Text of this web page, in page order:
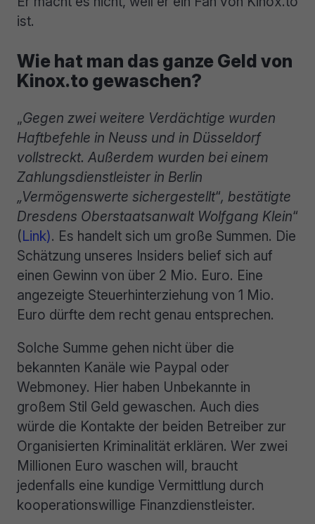
ist.
Wie hat man das ganze Geld von
Kinox.to gewaschen?
„Gegen zwei weitere Verdächtige wurden
Haftbefehle in Neuss und in Düsseldorf
vollstreckt. Außerdem wurden bei einem
Zahlungsdienstleister in Berlin
„Vermögenswerte sichergestellt“, bestätigte
Dresdens Oberstaatsanwalt Wolfgang Klein“
(Link). Es handelt sich um große Summen. Die
Schätzung unseres Insiders belief sich auf
einen Gewinn von über 2 Mio. Euro. Eine
angezeigte Steuerhinterziehung von 1 Mio.
Euro dürfte dem recht genau entsprechen.
Solche Summe gehen nicht über die
bekannten Kanäle wie Paypal oder
Webmoney. Hier haben Unbekannte in
großem Stil Geld gewaschen. Auch dies
würde die Kontakte der beiden Betreiber zur
Organisierten Kriminalität erklären. Wer zwei
Millionen Euro waschen will, braucht
jedenfalls eine kundige Vermittlung durch
kooperationswillige Finanzdienstleister.